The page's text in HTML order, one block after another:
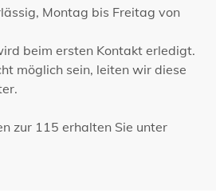
Montag bis Freitag von
beim ersten Kontakt erledigt.
möglich sein, leiten wir diese
zur 115 erhalten Sie unter